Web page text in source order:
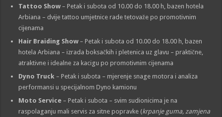
Tattoo Show– Petak i subota od 10.00 do 18.00 h, bazen hotela
Arbiana – dvije tattoo umjetnice rade tetovaže po promotivnim
cijenama
Hair Braiding Show– Petak i subota od 10.00 do 18.00 h, bazen
hotela Arbiana – izrada boksačkih i pletenica uz glavu – praktične,
atraktivne i idealne za kacigu po promotivnim cijenama
Dyno Truck – Petak i subota – mjerenje snage motora i analiza
performansi u specijalnom Dyno kamionu
Moto Service – Petak i subota – svim sudionicima je na
raspolaganju mali servis za sitne popravke (krpanje guma, zamjena